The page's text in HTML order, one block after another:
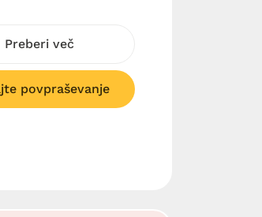
Preberi več
povpraševanje